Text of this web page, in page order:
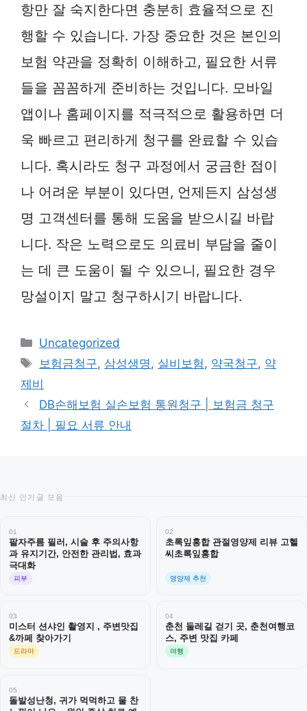
항만 잘 숙지한다면 충분히 효율적으로 진
행할 수 있습니다. 가장 중요한 것은 본인의
보험 약관을 정확히 이해하고, 필요한 서류
들을 꼼꼼하게 준비하는 것입니다. 모바일
앱이나 홈페이지를 적극적으로 활용하면 더
욱 빠르고 편리하게 청구를 완료할 수 있습
니다. 혹시라도 청구 과정에서 궁금한 점이
나 어려운 부분이 있다면, 언제든지 삼성생
명 고객센터를 통해 도움을 받으시길 바랍
니다. 작은 노력으로도 의료비 부담을 줄이
는 데 큰 도움이 될 수 있으니, 필요한 경우
망설이지 말고 청구하시기 바랍니다.
카
테
리
Uncategorized
태
그
보험금청구, 삼성생명 , 실비보험 , 약국청구, 약
제비
DB손해보험 실손보험 통원청구 | 보험금 청구
절차 | 필요 서류 안내
최신 인기글 모음
01
팔자주름 필러, 시술 후 주의사항
과 유지기간, 안전한 관리법, 효과
극대화
피부
02
초록잎홍합 관절영양제 리뷰 고헬
씨초록잎홍합
영양제 추천
03
미스터 션샤인 촬영지 , 주변맛집
&까페 찾아가기
드라마
04
춘천 둘레길 걷기 곳, 춘천여행코
스, 주변 맛집 카페
여행
05
돌발성난청, 귀가 먹먹하고 물 찬